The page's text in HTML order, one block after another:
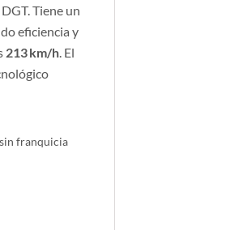
Tiene un
eficiencia y
213 km/h. El
franquicia